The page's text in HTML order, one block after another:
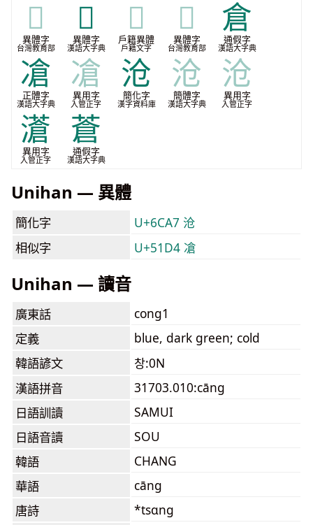
𣶟
異體字
台灣教育部
𤀅
異體字
漢語大字典
𤀅
戶籍異體
戶籍文字
𤀅
異體字
台灣教育部
倉
通假字
漢語大字典
凔
正體字
漢語大字典
凔
異用字
入管正字
沧
簡化字
漢字資料庫
沧
簡體字
漢語大字典
沧
異用字
入管正字
濸
異用字
入管正字
蒼
通假字
漢語大字典
Unihan — 異體
簡化字
U+6CA7 沧
相似字
U+51D4 凔
Unihan — 讀音
廣東話
cong1
定義
blue, dark green; cold
韓語諺文
창:0N
漢語拼音
31703.010:cāng
日語訓讀
SAMUI
日語音讀
SOU
韓語
CHANG
華語
cāng
唐詩
*tsɑng